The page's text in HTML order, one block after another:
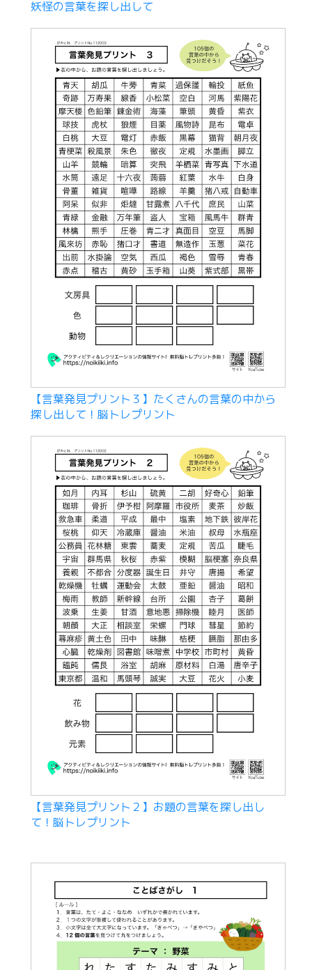
妖怪の言葉を探し出して
【言葉発見プリント３】たくさんの言葉の中から
探し出して！脳トレプリント
【言葉発見プリント２】お題の言葉を探し出し
て！脳トレプリント